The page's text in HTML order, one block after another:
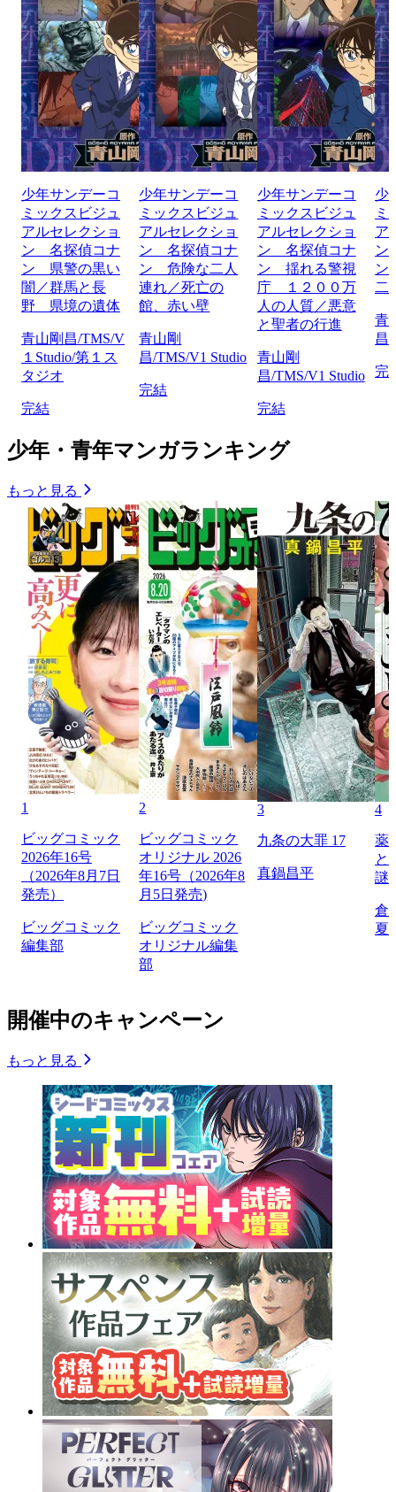
少年サンデーコ
ミックスビジュ
アルセレクショ
ン 名探偵コナ
ン 県警の黒い
闇／群馬と長
野 県境の遺体
青山剛昌/TMS/V
１Studio/第１ス
タジオ
完結
少年サンデーコ
ミックスビジュ
アルセレクショ
ン 名探偵コナ
ン 危険な二人
連れ／死亡の
館、赤い壁
青山剛
昌/TMS/V1 Studio
完結
少年サンデーコ
ミックスビジュ
アルセレクショ
ン 名探偵コナ
ン 揺れる警視
庁 １２００万
人の人質／悪意
と聖者の行進
青山剛
昌/TMS/V1 Studio
完結
少
ミ
ア
ン
ン
二
青
昌
完
少年・青年マンガランキング
もっと見る
1
ビッグコミック
2026年16号
（2026年8月7日
発売）
ビッグコミック
編集部
2
ビッグコミック
オリジナル 2026
年16号（2026年8
月5日発売)
ビッグコミック
オリジナル編集
部
3
九条の大罪 17
真鍋昌平
4
薬
と
謎
倉
夏
開催中のキャンペーン
もっと見る